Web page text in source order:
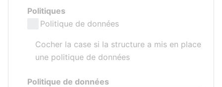
Politiques
Politique de données
Cocher la case si la structure a mis en place
une politique de données
Politique de données